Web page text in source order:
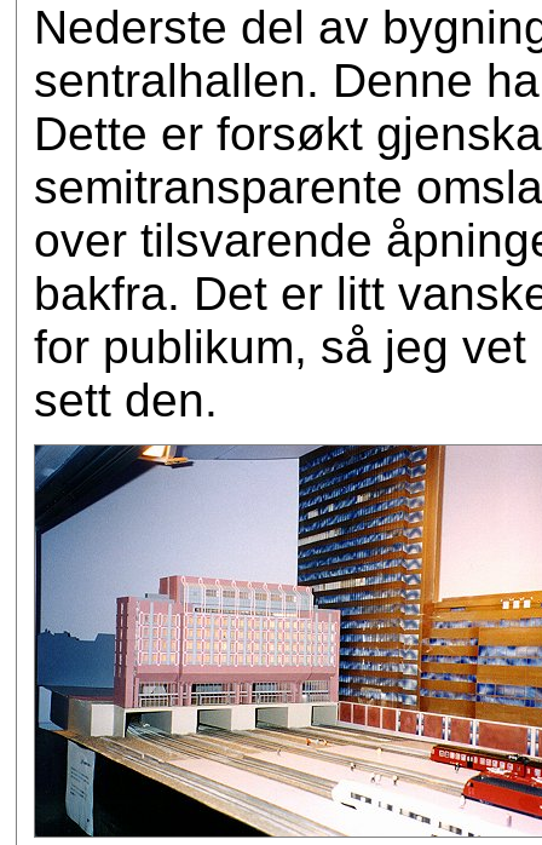
Nederste del av
sentralhallen. Denne
Dette er forsøkt
semitransparente
over tilsvarende
bakfra. Det er litt
for publikum, så jeg
sett den.